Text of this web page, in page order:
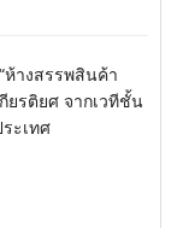
ห้างสรรพสินค้า
ยรติยศ จากเวทีชั้น
ะเทศ